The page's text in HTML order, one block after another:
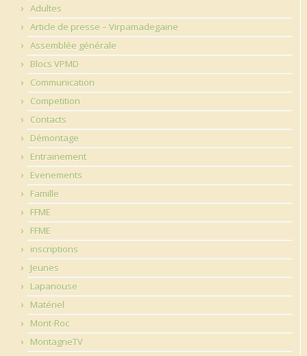
Adultes
Article de presse – Virpamadegaine
Assemblée générale
Blocs VPMD
Communication
Competition
Contacts
Démontage
Entrainement
Evenements
Famille
FFME
FFME
inscriptions
Jeunes
Lapanouse
Matériel
Mont-Roc
MontagneTV